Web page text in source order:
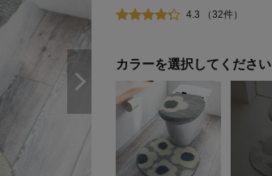
4.3 （32件）
カラーを選択してください